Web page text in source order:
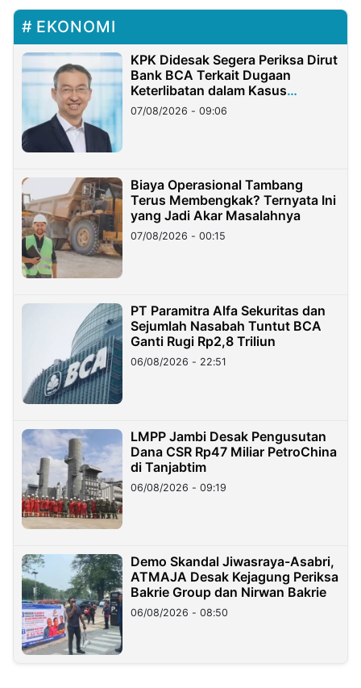
EKONOMI
KPK Didesak Segera Periksa Dirut
Bank BCA Terkait Dugaan
Keterlibatan dalam Kasus
Hilangnya Dana Nasabah Rp2,58
Miliar
07/08/2026 - 09:06
Biaya Operasional Tambang
Terus Membengkak? Ternyata Ini
yang Jadi Akar Masalahnya
07/08/2026 - 00:15
PT Paramitra Alfa Sekuritas dan
Sejumlah Nasabah Tuntut BCA
Ganti Rugi Rp2,8 Triliun
06/08/2026 - 22:51
LMPP Jambi Desak Pengusutan
Dana CSR Rp47 Miliar PetroChina
di Tanjabtim
06/08/2026 - 09:19
Demo Skandal Jiwasraya-Asabri,
ATMAJA Desak Kejagung Periksa
Bakrie Group dan Nirwan Bakrie
06/08/2026 - 08:50